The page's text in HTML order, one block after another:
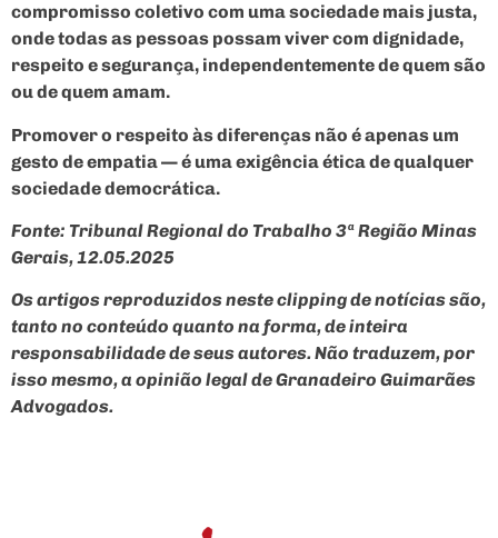
compromisso coletivo com uma sociedade mais justa,
onde todas as pessoas possam viver com dignidade,
respeito e segurança, independentemente de quem são
ou de quem amam.
Promover o respeito às diferenças não é apenas um
gesto de empatia — é uma exigência ética de qualquer
sociedade democrática.
Fonte: Tribunal Regional do Trabalho 3ª Região Minas
Gerais, 12.05.2025
Os artigos reproduzidos neste clipping de notícias são,
tanto no conteúdo quanto na forma, de inteira
responsabilidade de seus autores. Não traduzem, por
isso mesmo, a opinião legal de Granadeiro Guimarães
Advogados.